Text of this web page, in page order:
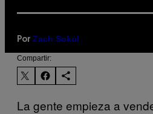
Por Zach Sokol
Compartir:
La gente empieza a